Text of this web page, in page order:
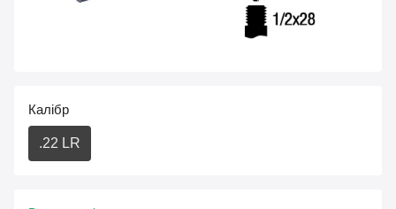
Калібр
.22 LR